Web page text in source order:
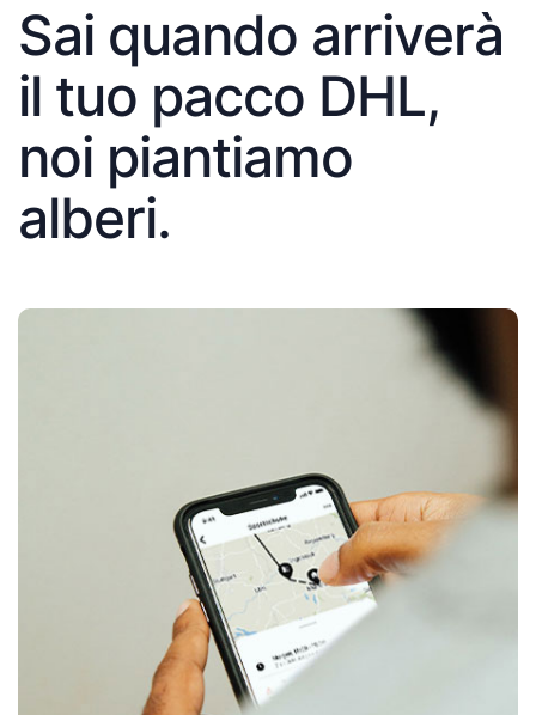
Sai quando arriverà
il tuo pacco DHL,
noi piantiamo
alberi.